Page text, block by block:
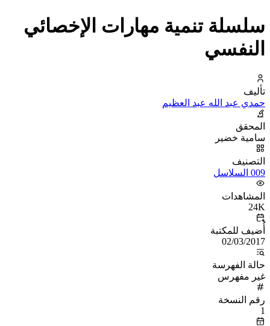
سلسلة تنمية مهارات الإخصائي
النفسي
تأليف
حمدي عبد الله عبد العظيم
المحقق
سامية خضير
التصنيف
009 السلاسل
المشاهدات
24K
أُضيف للمكتبة
02/03/2017
حالة الفهرسة
غير مفهرس
رقم النسخة
1